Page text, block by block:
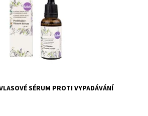
SÉRUM PROTI VYPADÁVÁNÍ